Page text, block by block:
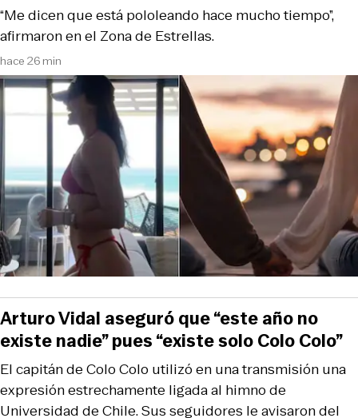
hace 26 min
“Me dicen que está pololeando hace mucho tiempo”,
afirmaron en el Zona de Estrellas.
El capitán de Colo Colo utilizó en una transmisión una
expresión estrechamente ligada al himno de
Universidad de Chile. Sus seguidores le avisaron del
Arturo Vidal aseguró que “este año no
existe nadie” pues “existe solo Colo Colo”